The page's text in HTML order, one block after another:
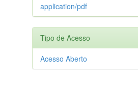
application/pdf
Tipo de Acesso
Acesso Aberto